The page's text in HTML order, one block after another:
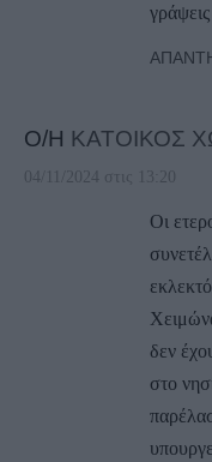
Ο/Η ΚΑΤΟΙΚΟΣ
04/11/2024 στις 13:20
Οι
δεν
στο